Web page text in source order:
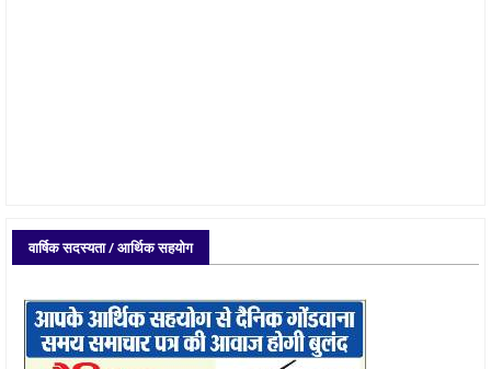
वार्षिक सदस्यता / आर्थिक सहयोग